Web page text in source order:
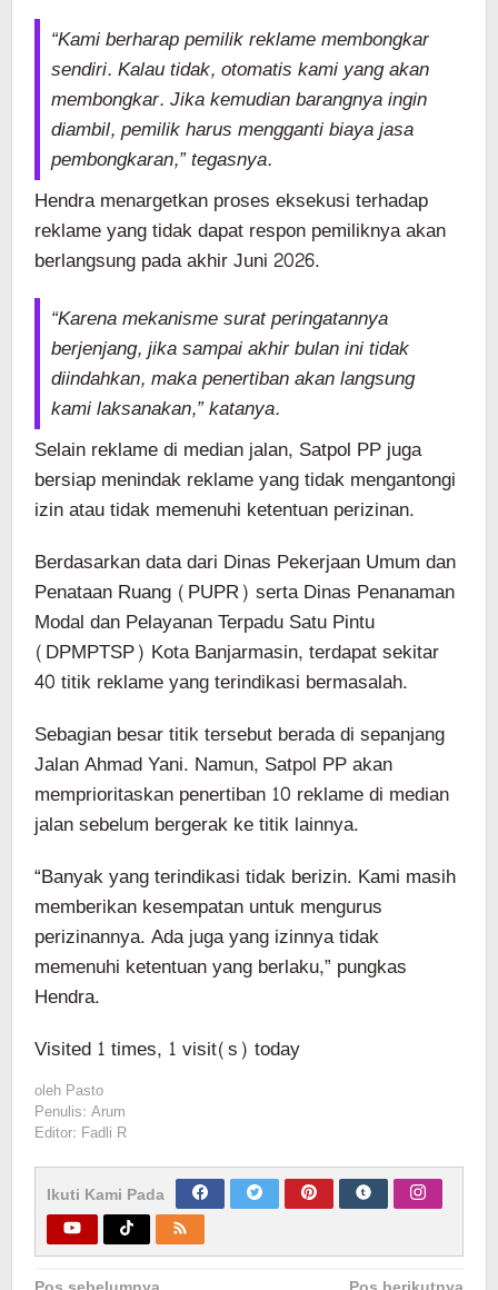
“Kami berharap pemilik reklame membongkar
sendiri. Kalau tidak, otomatis kami yang akan
membongkar. Jika kemudian barangnya ingin
diambil, pemilik harus mengganti biaya jasa
pembongkaran,” tegasnya.
Hendra menargetkan proses eksekusi terhadap
reklame yang tidak dapat respon pemiliknya akan
berlangsung pada akhir Juni 2026.
“Karena mekanisme surat peringatannya
berjenjang, jika sampai akhir bulan ini tidak
diindahkan, maka penertiban akan langsung
kami laksanakan,” katanya.
Selain reklame di median jalan, Satpol PP juga
bersiap menindak reklame yang tidak mengantongi
izin atau tidak memenuhi ketentuan perizinan.
Berdasarkan data dari Dinas Pekerjaan Umum dan
Penataan Ruang (PUPR) serta Dinas Penanaman
Modal dan Pelayanan Terpadu Satu Pintu
(DPMPTSP) Kota Banjarmasin, terdapat sekitar
40 titik reklame yang terindikasi bermasalah.
Sebagian besar titik tersebut berada di sepanjang
Jalan Ahmad Yani. Namun, Satpol PP akan
memprioritaskan penertiban 10 reklame di median
jalan sebelum bergerak ke titik lainnya.
“Banyak yang terindikasi tidak berizin. Kami masih
memberikan kesempatan untuk mengurus
perizinannya. Ada juga yang izinnya tidak
memenuhi ketentuan yang berlaku,” pungkas
Hendra.
Visited 1 times, 1 visit(s) today
oleh Pasto
Penulis: Arum
Editor: Fadli R
Ikuti Kami Pada